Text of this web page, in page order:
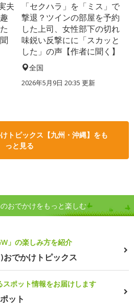
夫
「セクハラ」を「ミス」で
撃退？ツインの部屋を予約
した上司、女性部下の切れ
味鋭い反撃にに「スカッと
した」の声【作者に聞く】
全国
2026年5月9日 20:35 更新
トピックス【九州・沖縄】をも
っと見る
おでかけをもっと楽しむ
」の楽しみ方を紹介
でかけトピックス
ポット情報をお届けします
ット